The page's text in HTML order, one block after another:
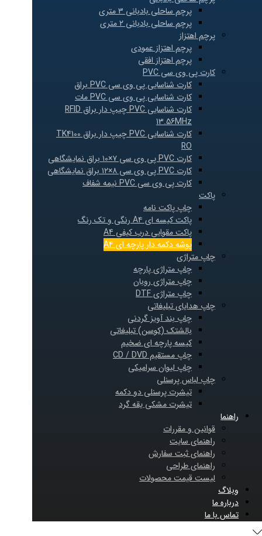
پرچم ساحلی بادبانی ۳ متری
پرچم ساحلی بادبانی ۲ متری
پرچم اهتزاز
پرچم اهتزاز عمودی
پرچم اهتزاز افقی
کارت پی وی سی PVC
کارت شناسایی پی وی سی PVC براق
کارت شناسایی پی وی سی PVC مات
کارت شناسایی PVC چیپ دار براق RFID
13.56MHz
کارت شناسایی PVC چیپ دار براق TK4100
RO
کارت PVC پی وی سی ۷×۱۰ براق نمایشگاهی
کارت PVC پی وی سی ۸×۱۲ براق نمایشگاهی
کارت پی وی سی PVC نیمه شفاف
پاکت
چاپ پاکت نامه
پاکت کیسه ای A۴ رنگی و تک رنگ
پاکت مقوایی درب کیفی A4
پوشه دکمه دار پارچه ای A۴
چاپ متراژی
چاپ متراژی پارچه
چاپ متراژی روبان
چاپ متراژی DTF
چاپ هدایای تبلیغاتی
چاپ بند آویز گردنی
بالشتک (کوسن) تبلیغاتی
کیسه پارچه ای ضخیم
چاپ مستقیم CD / DVD
چاپ لیوان سرامیکی
چاپ لباس پرسنلی
تیشرت پرسنلی دو دکمه
تیشرت مشکی یقه گرد
راهنما
قوانین و مقررات
راهنمای سایت
راهنمای ثبت سفارش
راهنمای طراحی
لیست قیمت محصولات
وبلاگ
درباره ما
تماس با ما